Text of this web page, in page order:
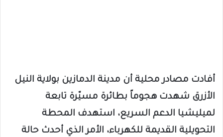
أفادت مصادر محلية أن مدينة الدمازين بولاية النيل
الأزرق شهدت هجوماً بطائرة مسيّرة تابعة
لميليشيا الدعم السريع، استهدف المحطة
التحويلية القديمة للكهرباء، الأمر الذي أحدث حالة